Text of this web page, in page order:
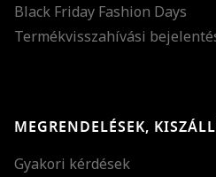
Black Friday Fashion Days
Termékvisszahívási
MEGRENDELÉSEK,
Gyakori kérdések